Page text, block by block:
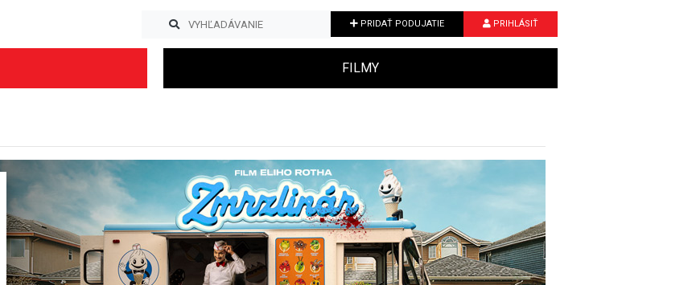
PRIDAŤ PODUJATIE PRIHLÁSIŤ
FILMY